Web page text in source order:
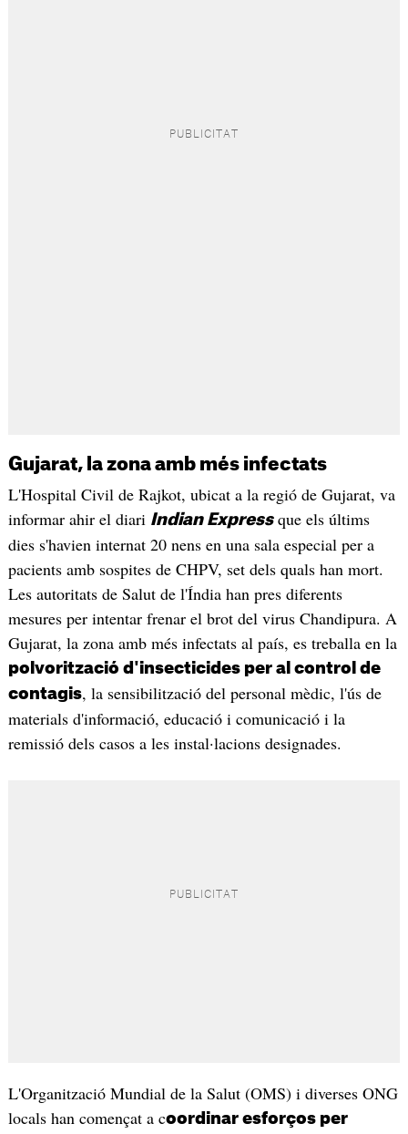
Gujarat, la zona amb més infectats
L'Hospital Civil de Rajkot, ubicat a la regió de Gujarat, va
informar ahir el diari Indian Expressque els últims
dies s'havien internat 20 nens en una sala especial per a
pacients amb sospites de CHPV, set dels quals han mort.
Les autoritats de Salut de l'Índia han pres diferents
mesures per intentar frenar el brot del virus Chandipura. A
Gujarat, la zona amb més infectats al país, es treballa en la
polvorització d'insecticides per al control de
contagis, la sensibilització del personal mèdic, l'ús de
materials d'informació, educació i comunicació i la
remissió dels casos a les instal·lacions designades.
L'Organització Mundial de la Salut (OMS) i diverses ONG
locals han començat a coordinar esforços per